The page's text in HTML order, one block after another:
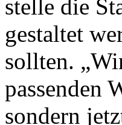
stelle die
gestaltet
sollten.
passenden
sondern